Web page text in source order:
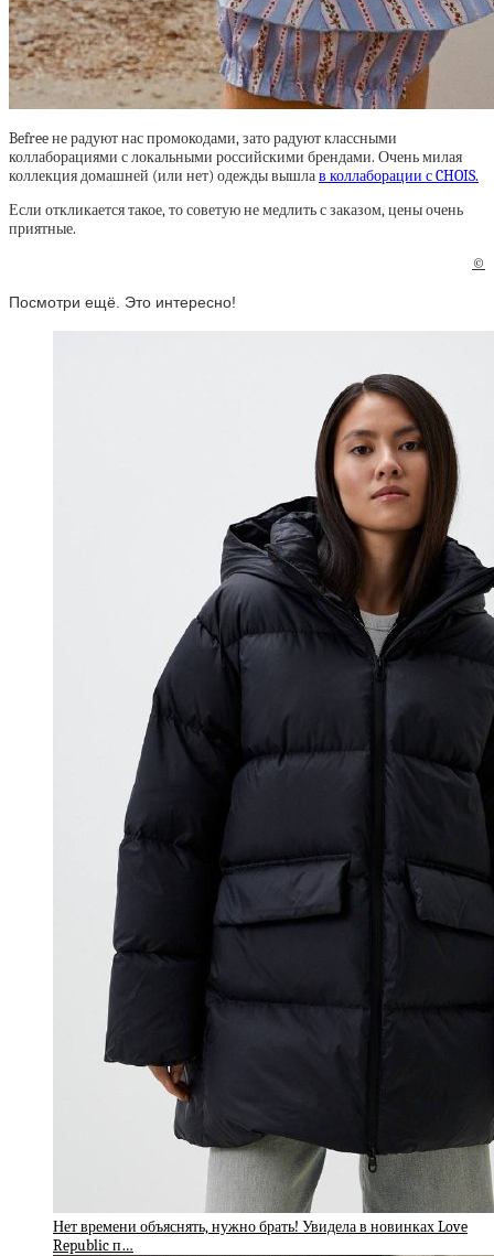
Befree не радуют нас промокодами, зато радуют классными
коллаборациями с локальными российскими брендами. Очень милая
коллекция домашней (или нет) одежды вышлав коллаборации с CHOIS.
Если откликается такое, то советую не медлить с заказом, цены очень
приятные.
©
Посмотри ещё. Это интересно!
Нет времени объяснять, нужно брать! Увидела в новинках Love
Republic п…